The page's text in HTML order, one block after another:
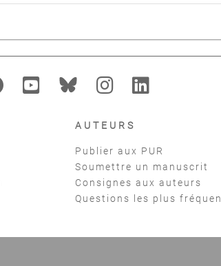
AUTEURS
Publier aux PUR
Soumettre un manuscrit
Consignes aux auteurs
Questions les plus